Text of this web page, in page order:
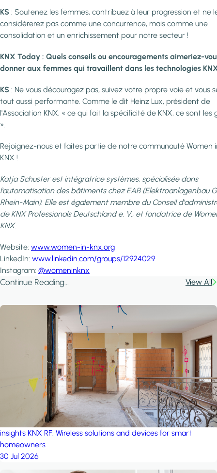
KS : Soutenez les femmes, contribuez à leur progression et ne
considérerez pas comme une concurrence, mais comme une
consolidation et un enrichissement pour notre secteur !
KNX Today : Quels conseils ou encouragements aimeriez-
donner aux femmes qui travaillent dans les technologies
KS : Ne vous découragez pas, suivez votre propre voie et vous
tout aussi performante. Comme le dit Heinz Lux, président de
l'Association KNX, « ce qui fait la spécificité de KNX, ce sont les
».
Rejoignez-nous et faites partie de notre communauté Women
KNX !
Katja Schuster est intégratrice systèmes, spécialisée dans
l'automatisation des bâtiments chez EAB (Elektroanlagenbau
Rhein-Main). Elle est également membre du Conseil
de KNX Professionals Deutschland e. V., et fondatrice de
KNX.
Website: www.women-in-knx.org
LinkedIn: www.linkedin.com/groups/12924029
Instagram: @womeninknx
Continue Reading... View All
insights KNX RF: Wireless solutions and devices for smart
homeowners
30 Jul 2026